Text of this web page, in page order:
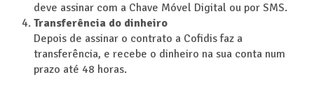
deve assinar com a Chave Móvel Digital ou por SMS.
Transferência do dinheiro
Depois de assinar o contrato a Cofidis faz a
transferência, e recebe o dinheiro na sua conta num
prazo até 48 horas.